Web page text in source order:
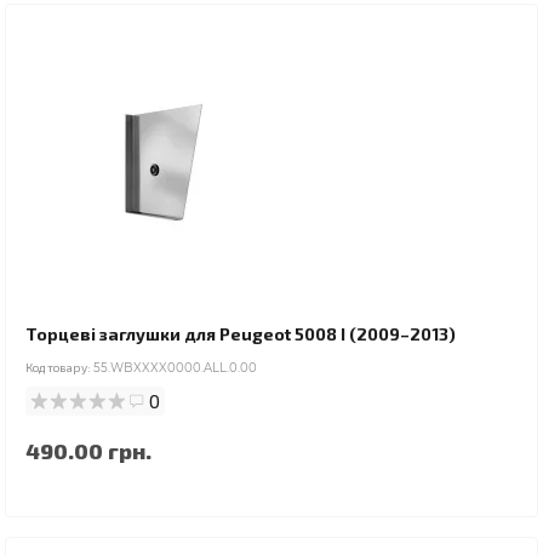
Торцеві заглушки для Peugeot 5008 I (2009–2013)
Код товару: 55.WBXXXX0000.ALL.0.00
0
490.00 грн.